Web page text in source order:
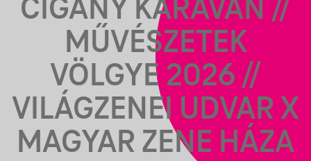
CIGÁNY KARAVÁN //
MŰVÉSZETEK
VÖLGYE 2026 //
VILÁGZENEI UDVAR X
MAGYAR ZENE HÁZA